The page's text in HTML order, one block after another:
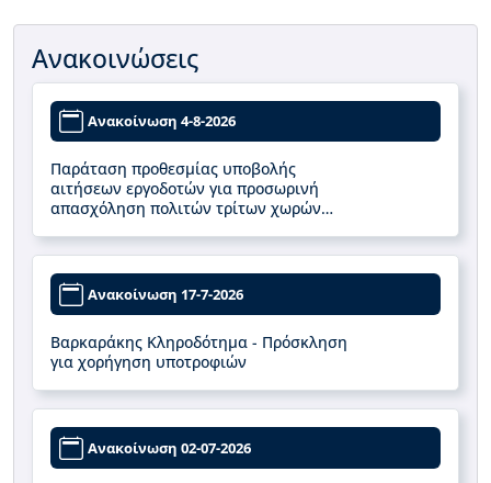
Ανακοινώσεις
Ανακοίνωση 4-8-2026
Παράταση προθεσμίας υποβολής
αιτήσεων εργοδοτών για προσωρινή
απασχόληση πολιτών τρίτων χωρών
Ανακοίνωση 17-7-2026
Βαρκαράκης Κληροδότημα - Πρόσκληση
για χορήγηση υποτροφιών
Ανακοίνωση 02-07-2026